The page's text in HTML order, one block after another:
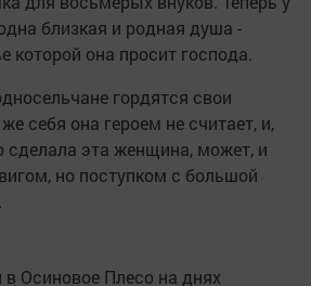
близкая и родная душа -
которой она просит господа.
гордятся свои
себя она героем не считает, и,
сделала эта женщина, может, и
но поступком с большой
в Осиновое Плесо на днях